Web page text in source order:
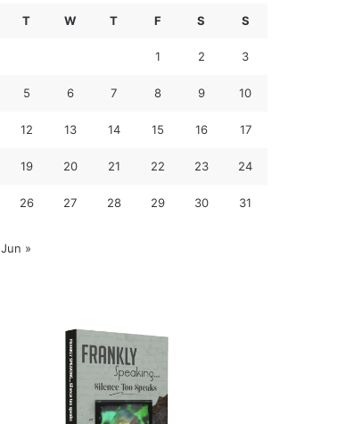
T W T F S S
1 2 3
5 6 7 8 9 10
12 13 14 15 16 17
19 20 21 22 23 24
26 27 28 29 30 31
Jun »